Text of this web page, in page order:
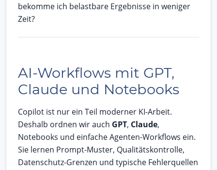
bekomme ich belastbare Ergebnisse in weniger
Zeit?
AI-Workflows mit GPT,
Claude und Notebooks
Copilot ist nur ein Teil moderner KI-Arbeit.
Deshalb ordnen wir auch GPT, Claude,
Notebooks und einfache Agenten-Workflows ein.
Sie lernen Prompt-Muster, Qualitätskontrolle,
Datenschutz-Grenzen und typische Fehlerquellen